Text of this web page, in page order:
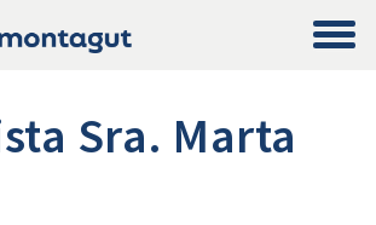
Sra. Marta